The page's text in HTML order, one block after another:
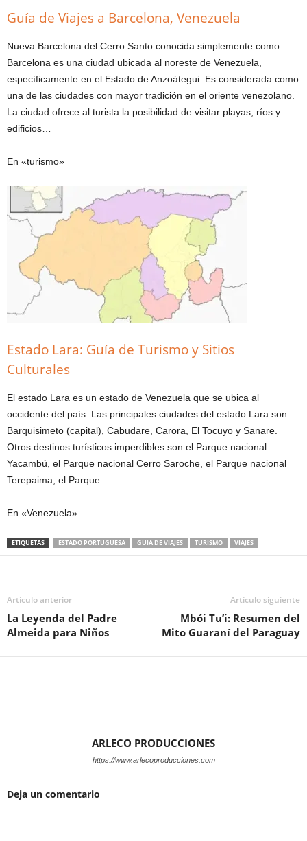
Guía de Viajes a Barcelona, Venezuela
Nueva Barcelona del Cerro Santo conocida simplemente como
Barcelona es una ciudad ubicada al noreste de Venezuela,
específicamente en el Estado de Anzoátegui. Es considerada como
una de las ciudades con mayor tradición en el oriente venezolano.
La ciudad ofrece al turista la posibilidad de visitar playas, ríos y
edificios…
En «turismo»
Estado Lara: Guía de Turismo y Sitios
Culturales
El estado Lara es un estado de Venezuela que se ubica al
occidente del país. Las principales ciudades del estado Lara son
Barquisimeto (capital), Cabudare, Carora, El Tocuyo y Sanare.
Otros destinos turísticos imperdibles son el Parque nacional
Yacambú, el Parque nacional Cerro Saroche, el Parque nacional
Terepaima, el Parque…
En «Venezuela»
ETIQUETAS ESTADO PORTUGUESA GUIA DE VIAJES TURISMO VIAJES
Artículo anterior
La Leyenda del Padre
Almeida para Niños
Artículo siguiente
Mbói Tu’i: Resumen del
Mito Guaraní del Paraguay
ARLECO PRODUCCIONES
https://www.arlecoproducciones.com
Deja un comentario